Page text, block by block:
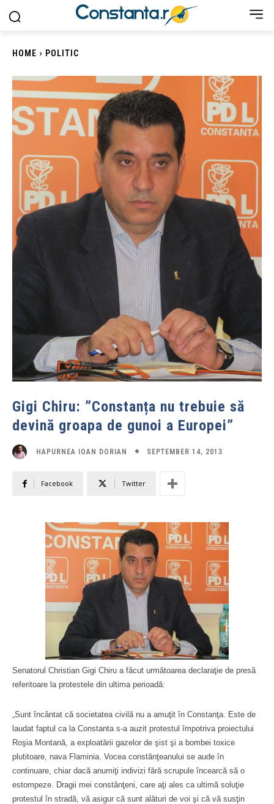
HOME POLITIC
Gigi Chiru: ”Constanța nu trebuie să
devină groapa de gunoi a Europei”
HAPURNEA IOAN DORIAN SEPTEMBER 14, 2013
Facebook Twitter
Senatorul Christian Gigi Chiru a făcut următoarea declaraţie de presă
referitoare la protestele din ultima perioadă:
„Sunt încântat că societatea civilă nu a amuţit în Constanţa. Este de
laudat faptul ca la Constanta s-a auzit protestul împotriva proiectului
Roşia Montană, a exploatării gazelor de şist şi a bombei toxice
plutitoare, nava Flaminia. Vocea constănţeanului se aude în
continuare, chiar dacă anumiţi indivizi fără scrupule încearcă să o
estompeze. Dragii mei constănţeni, care aţi ales ca ultimă soluţie
protestul în stradă, vă asigur că sunt alături de voi şi că vă susţin